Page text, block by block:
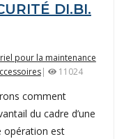
DI.BI.
pour la maintenance
| 11024
comment
du cadre d’une
opération est